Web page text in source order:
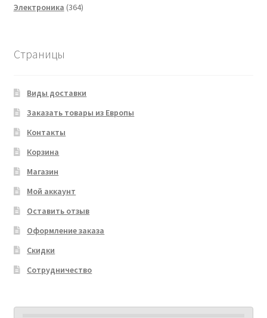
Электроника 364364
Страницы
Виды доставки
Заказать товары из Европы
Контакты
Корзина
Магазин
Мой аккаунт
Оставить отзыв
Оформление заказа
Скидки
Сотрудничество